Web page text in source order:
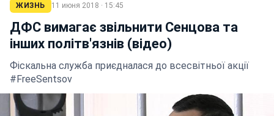
ЖИЗНЬ 11 июня 2018 · 15:45
ДФС вимагає звільнити Сенцова та
інших політв'язнів (відео)
Фіскальна служба приєдналася до всесвітньої акції
#FreeSentsov